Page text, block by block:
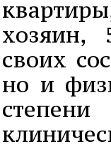
хозяин,
своих
но и